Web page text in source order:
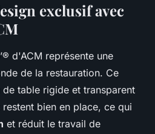
exclusif avec
d'ACM représente une
de la restauration. Ce
table rigide et transparent
bien en place, ce qui
et réduit le travail de